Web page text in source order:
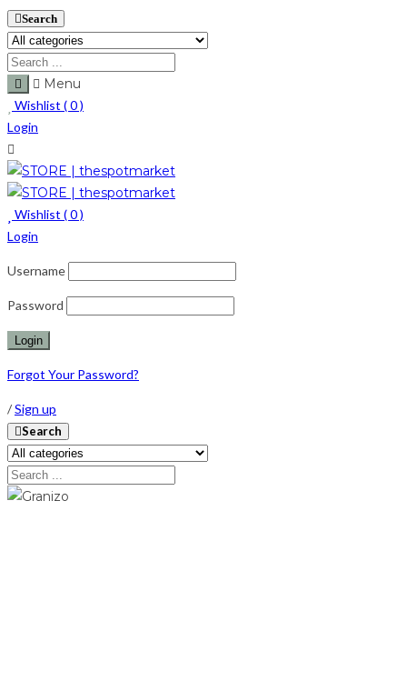
Search
Menu
Wishlist (0)
Login
Wishlist (0)
Login
Username
Password
Forgot Your Password?
/Sign up
Search